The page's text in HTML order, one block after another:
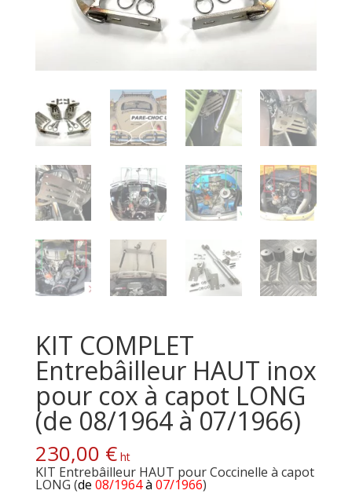
KIT COMPLET
Entrebâilleur HAUT inox
pour cox à capot LONG
(de 08/1964 à 07/1966)
230,00 € ht
KIT Entrebâilleur HAUT pour Coccinelle à capot
LONG (de 08/1964à 07/1966)